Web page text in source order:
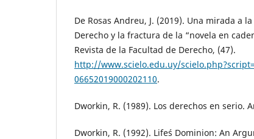
De Rosas Andreu, J. (2019). Una mirada a
Derecho y la fractura de la “novela en
Revista de la Facultad de Derecho, (47).
http://www.scielo.edu.uy/
06652019000202110.
Dworkin, R. (1989). Los derechos en serio.
Dworkin, R. (1992). Life´s Dominion: An